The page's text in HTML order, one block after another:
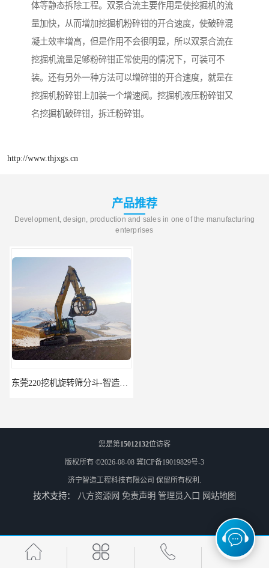
体等静态拆除工程。双泵合流主要作用是使挖掘机的流
量加快，从而增加挖掘机粉碎钳的开合速度，使破碎混
凝土效率增高，但是作用不会很明显，所以双泵合流在
挖掘机流量足够粉碎钳正常使用的情况下，可装可不
装。还有另外一种方法可以增碎钳的开合速度，就是在
挖掘机粉碎钳上加装一个增速阀。挖掘机液压粉碎钳又
名挖掘机破碎钳，拆迁粉碎钳。
http://www.thjxgs.cn
产品推荐
Development, design, production and sales in one of the manufacturing
enterprises
东莞220挖机旋转筛分斗-智造大观报价-旋转筛沙斗筛沙机
挖掘机除草机 315挖掘机割草机 智造大观 园林割草机 135挖掘机割草机 智造大观
您是第15012132位访客
版权所有 ©2026-08-08 冀ICP备19019829号-3
济宁智造工程科技有限公司 保留所有权利.
技术支持： 八方资源网 免责声明 管理员入口 网站地图